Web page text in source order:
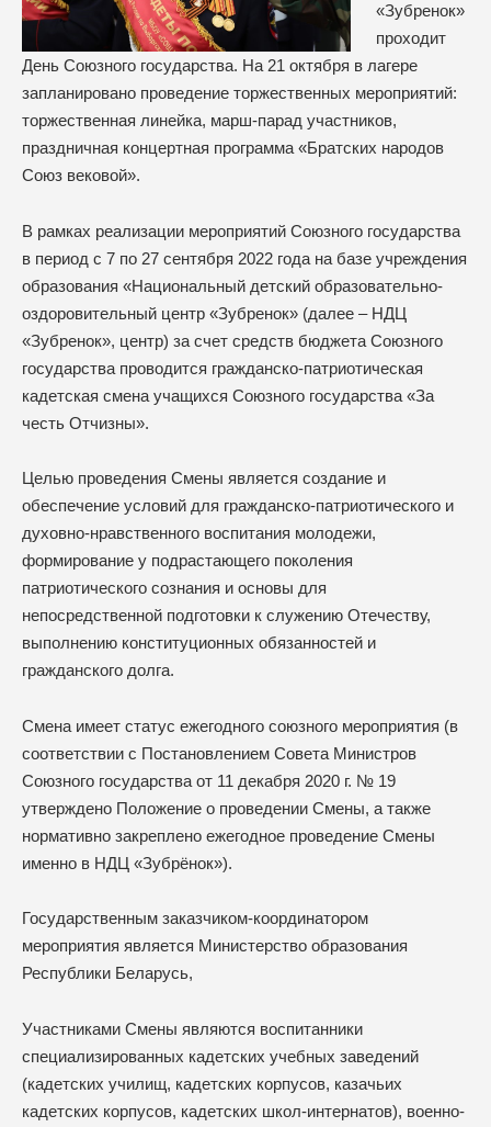
«Зубренок»
проходит
День Союзного государства. На 21 октября в лагере
запланировано проведение торжественных мероприятий:
торжественная линейка, марш-парад участников,
праздничная концертная программа «Братских народов
Союз вековой».
В рамках реализации мероприятий Союзного государства
в период с 7 по 27 сентября 2022 года на базе учреждения
образования «Национальный детский образовательно-
оздоровительный центр «Зубренок» (далее – НДЦ
«Зубренок», центр) за счет средств бюджета Союзного
государства проводится гражданско-патриотическая
кадетская смена учащихся Союзного государства «За
честь Отчизны».
Целью проведения Смены является создание и
обеспечение условий для гражданско-патриотического и
духовно-нравственного воспитания молодежи,
формирование у подрастающего поколения
патриотического сознания и основы для
непосредственной подготовки к служению Отечеству,
выполнению конституционных обязанностей и
гражданского долга.
Смена имеет статус ежегодного союзного мероприятия (в
соответствии с Постановлением Совета Министров
Союзного государства от 11 декабря 2020 г. № 19
утверждено Положение о проведении Смены, а также
нормативно закреплено ежегодное проведение Смены
именно в НДЦ «Зубрёнок»).
Государственным заказчиком-координатором
мероприятия является Министерство образования
Республики Беларусь,
Участниками Смены являются воспитанники
специализированных кадетских учебных заведений
(кадетских училищ, кадетских корпусов, казачьих
кадетских корпусов, кадетских школ-интернатов), военно-